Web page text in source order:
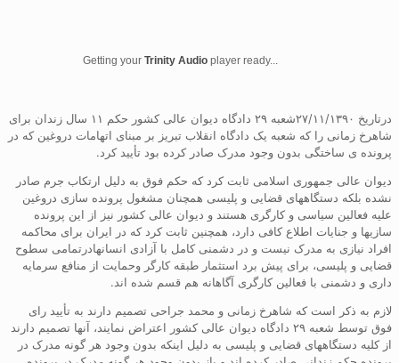
Getting your Trinity Audio player ready...
درتاریخ ۲۷/۱۱/۱۳۹۰شعبه ۲۹ دادگاه دیوان عالی کشور حکم ۱۱ سال زندان برای
شاهرخ زمانی را که شعبه یک دادگاه انقلاب تبریز بر مبنای اتهامات دروغین که در
پرونده ی ساختگی بدون وجود مدرک صادر کرده بود تأیید کرد.
دیوان عالی جمهوری اسلامی ثابت کرد که حکم فوق به دلیل ارتکاب جرم صادر
نشده بلکه دستگاههای قضایی و پلیسی همچنان مشغول پرونده سازی دروغین
علیه فعالین سیاسی و کارگری هستند و دیوان عالی کشور نیز از این پرونده
سازیها و جنایات اطلاع کافی دارد، همچنین ثابت کرد که در ایران برای محاکمه
افراد نیازی به مدرک نیست و در دشمنی کامل با آزادی انسانهادرتمامی سطوح
قضایی و پلیسی، برای پیش برد استثمار طبقه کارگر وحمایت از منافع سرمایه
داری و دشمنی با فعالین کارگری آگاهانه هم قسم شده اند.
لازم به ذکر است که شاهرخ زمانی و محمد جراحی تصمیم دارند به تأیید رای
فوق توسط شعبه ۲۹ دادگاه دیوان عالی کشور اعتراض نمایند، آنها تصمیم دارند
از کلیه دستگاههای قضایی و پلیسی به دلیل اینکه بدون وجود هر گونه مدرک در